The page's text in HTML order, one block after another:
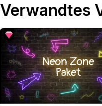
Verwandtes